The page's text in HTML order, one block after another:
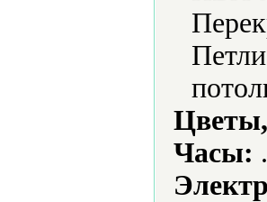
Цветы,
Часы: .